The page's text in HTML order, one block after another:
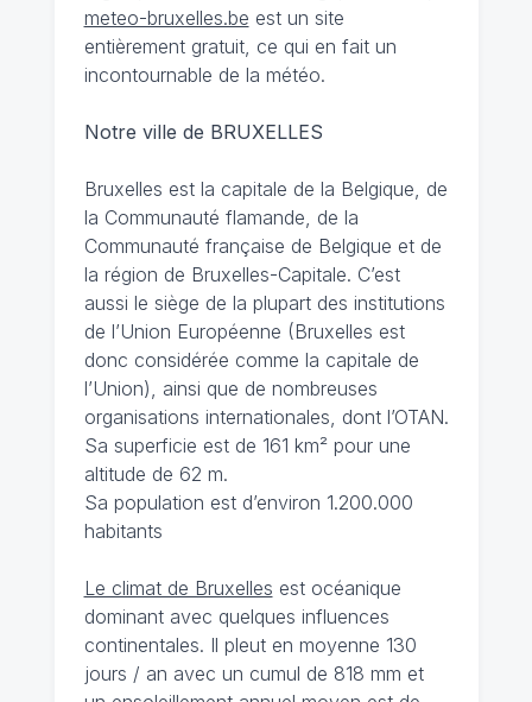
meteo-bruxelles.be est un site
entièrement gratuit, ce qui en fait un
incontournable de la météo.
Notre ville de BRUXELLES
Bruxelles est la capitale de la Belgique, de
la Communauté flamande, de la
Communauté française de Belgique et de
la région de Bruxelles-Capitale. C’est
aussi le siège de la plupart des institutions
de l’Union Européenne (Bruxelles est
donc considérée comme la capitale de
l’Union), ainsi que de nombreuses
organisations internationales, dont l’OTAN.
Sa superficie est de 161 km² pour une
altitude de 62 m.
Sa population est d’environ 1.200.000
habitants
Le climat de Bruxelles est océanique
dominant avec quelques influences
continentales. Il pleut en moyenne 130
jours / an avec un cumul de 818 mm et